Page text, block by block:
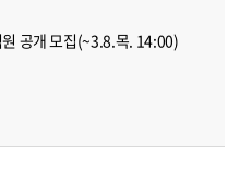
공개 모집(~3.8.목. 14:00)